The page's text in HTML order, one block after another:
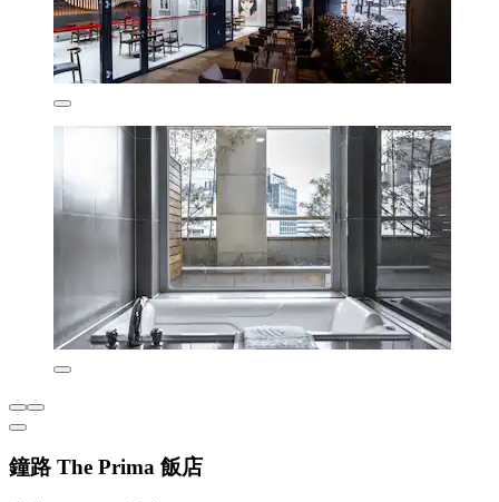
鐘路 The Prima 飯店